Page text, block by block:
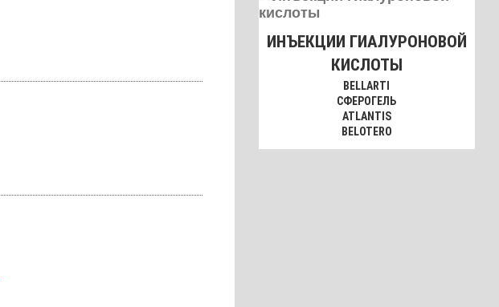
ИНЪЕКЦИИ ГИАЛУРОНОВОЙ
КИСЛОТЫ
BELLARTI
СФЕРОГЕЛЬ
ATLANTIS
BELOTERO